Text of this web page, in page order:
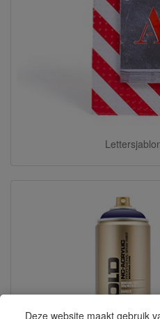
Deze website maakt gebruik